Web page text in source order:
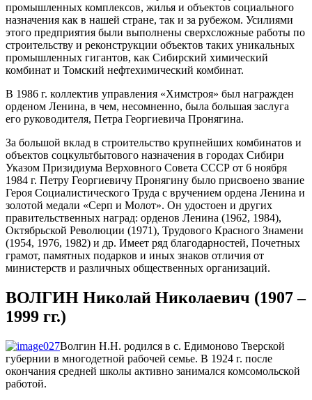
промышленных комплексов, жилья и объектов социального
назначения как в нашей стране, так и за рубежом. Усилиями
этого предприятия были выполнены сверхсложные работы по
строительству и реконструкции объектов таких уникальных
промышленных гигантов, как Сибирский химический
комбинат и Томский нефтехимический комбинат.
В 1986 г. коллектив управления «Химстроя» был награжден
орденом Ленина, в чем, несомненно, была большая заслуга
его руководителя, Петра Георгиевича Пронягина.
За большой вклад в строительство крупнейших комбинатов и
объектов соцкультбытового назначения в городах Сибири
Указом Призидиума Верховного Совета СССР от 6 ноября
1984 г. Петру Георгиевичу Пронягину было присвоено звание
Героя Социалистического Труда с вручением ордена Ленина и
золотой медали «Серп и Молот». Он удостоен и других
правительственных наград: орденов Ленина (1962, 1984),
Октябрьской Революции (1971), Трудового Красного Знамени
(1954, 1976, 1982) и др. Имеет ряд благодарностей, Почетных
грамот, памятных подарков и иных знаков отличия от
министерств и различных общественных организаций.
ВОЛГИН Николай Николаевич (1907 –
1999 гг.)
Волгин Н.Н. родился в с. Едимоново Тверской
губернии в многодетной рабочей семье. В 1924 г. после
окончания средней школы активно занимался комсомольской
работой.